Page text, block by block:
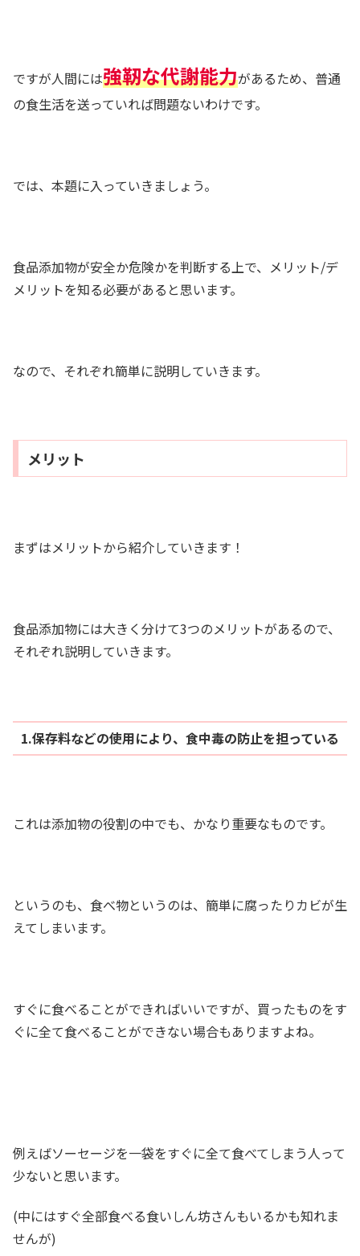
ですが人間には強靭な代謝能力があるため、普通
の食生活を送っていれば問題ないわけです。
では、本題に入っていきましょう。
食品添加物が安全か危険かを判断する上で、メリット/デ
メリットを知る必要があると思います。
なので、それぞれ簡単に説明していきます。
メリット
まずはメリットから紹介していきます！
食品添加物には大きく分けて3つのメリットがあるので、
それぞれ説明していきます。
1.保存料などの使用により、食中毒の防止を担っている
これは添加物の役割の中でも、かなり重要なものです。
というのも、食べ物というのは、簡単に腐ったりカビが生
えてしまいます。
すぐに食べることができればいいですが、買ったものをす
ぐに全て食べることができない場合もありますよね。
例えばソーセージを一袋をすぐに全て食べてしまう人って
少ないと思います。
(中にはすぐ全部食べる食いしん坊さんもいるかも知れま
せんが)